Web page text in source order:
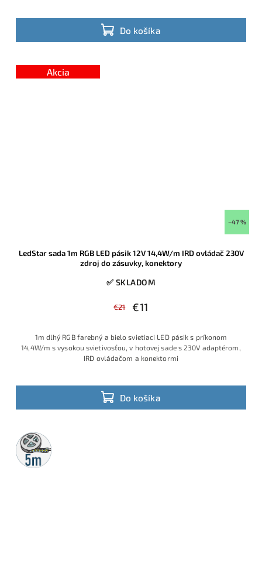
Do košíka
Akcia
–47 %
LedStar sada 1m RGB LED pásik 12V 14,4W/m IRD ovládač 230V
zdroj do zásuvky, konektory
✅ SKLADOM
€21 €11
Do košíka
1m dlhý RGB farebný a bielo svietiaci LED pásik s príkonom
14,4W/m s vysokou svietivosťou, v hotovej sade s 230V adaptérom,
IRD ovládačom a konektormi
5m
rolka